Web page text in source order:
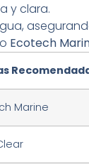
y clara.
Ecotech
Marine